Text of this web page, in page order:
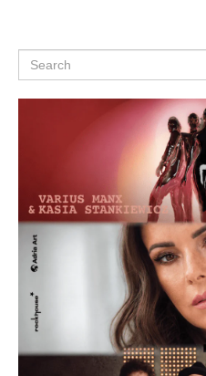
Search